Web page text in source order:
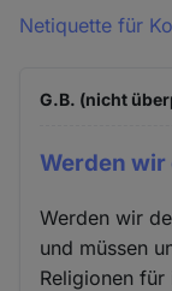
Netiquette für
G.B. (nicht
Werden
Werden wir
und müssen
Religionen